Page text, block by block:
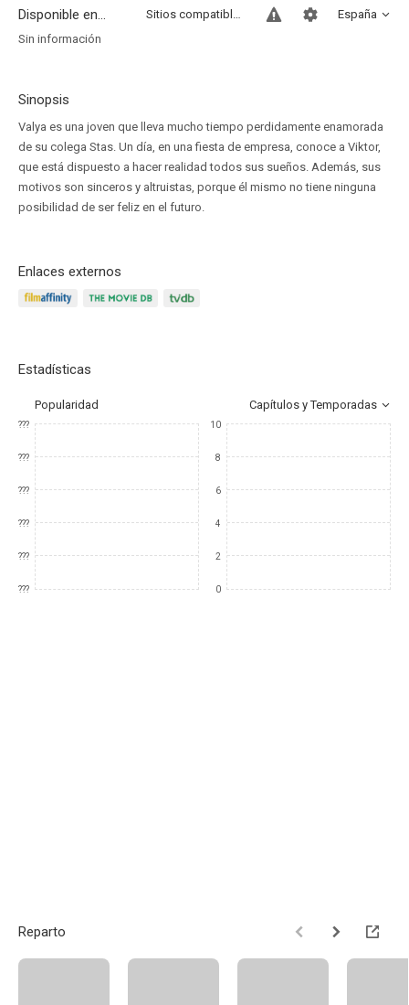
Disponible en... España
Sitios compatibles
Sin información
Sinopsis
Valya es una joven que lleva mucho tiempo perdidamente enamorada
de su colega Stas. Un día, en una fiesta de empresa, conoce a Viktor,
que está dispuesto a hacer realidad todos sus sueños. Además, sus
motivos son sinceros y altruistas, porque él mismo no tiene ninguna
posibilidad de ser feliz en el futuro.
Enlaces externos
Estadísticas
Popularidad Capítulos y Temporadas
???
???
???
???
???
???
10
8
6
4
2
0
Reparto